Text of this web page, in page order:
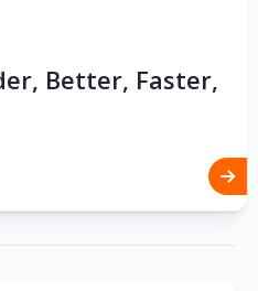
Better, Faster,